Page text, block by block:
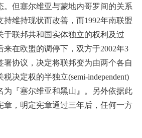
。但塞尔维亚与蒙地内哥罗间的关系
维持现状而改善，而1992年南联盟
于联邦共和国实体独立的权利及过
来在欧盟的调停下，双方于2002年3
署协议，决定将联邦变为由两个各自
决定权的半独立(semi-independent)
为『塞尔维亚和黑山』。另外依据此
章，明定宪章通过三年后，任何一方